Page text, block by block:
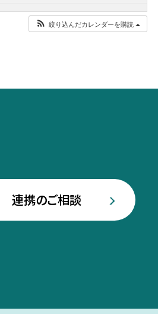
絞り込んだカレンダーを購読
連携のご相談